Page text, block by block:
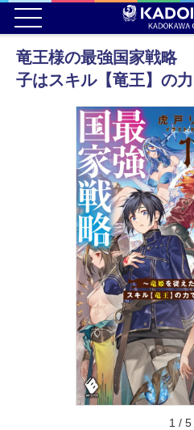
竜王様の最強国家戦略
子はスキル【竜王】の
1 / 5